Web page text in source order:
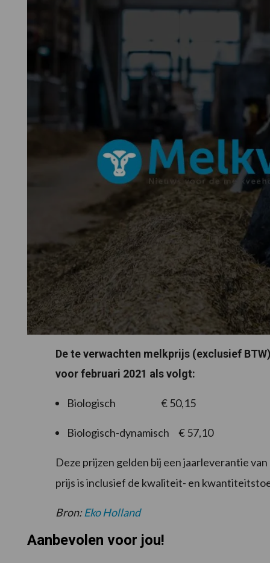
De te verwachten melkprijs (exclusief
voor februari 2021 als volgt:
Biologisch € 50,15
Biologisch-dynamisch € 57,10
Deze prijzen gelden bij een jaarleverantie
prijs is inclusief de kwaliteit- en
Bron:Eko Holland
Aanbevolen voor jou!